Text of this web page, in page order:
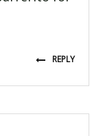
REPLY